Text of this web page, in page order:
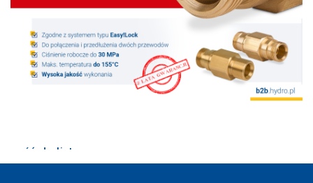
wróć do listy